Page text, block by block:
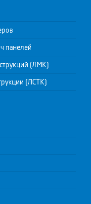
панелей
(ЛМК)
(ЛСТК)